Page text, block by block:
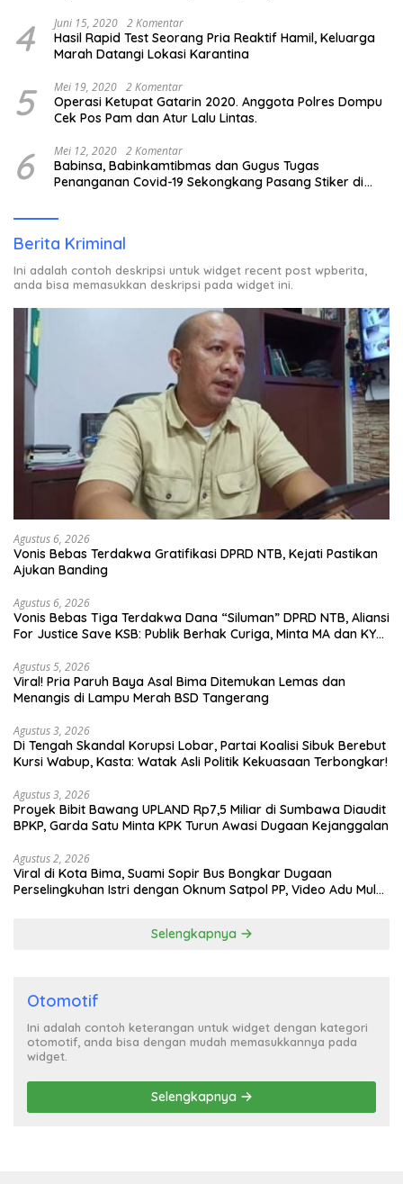
4 Juni 15, 2020 2 Komentar
Hasil Rapid Test Seorang Pria Reaktif Hamil, Keluarga
Marah Datangi Lokasi Karantina
5 Mei 19, 2020 2 Komentar
Operasi Ketupat Gatarin 2020. Anggota Polres Dompu
Cek Pos Pam dan Atur Lalu Lintas.
6 Mei 12, 2020 2 Komentar
Babinsa, Babinkamtibmas dan Gugus Tugas
Penanganan Covid-19 Sekongkang Pasang Stiker di
Berita Kriminal
Ini adalah contoh deskripsi untuk widget recent post wpberita,
anda bisa memasukkan deskripsi pada widget ini.
Agustus 6, 2026
Vonis Bebas Terdakwa Gratifikasi DPRD NTB, Kejati Pastikan
Ajukan Banding
Agustus 6, 2026
Vonis Bebas Tiga Terdakwa Dana “Siluman” DPRD NTB, Aliansi
For Justice Save KSB: Publik Berhak Curiga, Minta MA dan KY
Agustus 5, 2026
Viral! Pria Paruh Baya Asal Bima Ditemukan Lemas dan
Menangis di Lampu Merah BSD Tangerang
Agustus 3, 2026
Di Tengah Skandal Korupsi Lobar, Partai Koalisi Sibuk Berebut
Kursi Wabup, Kasta: Watak Asli Politik Kekuasaan Terbongkar!
Agustus 3, 2026
Proyek Bibit Bawang UPLAND Rp7,5 Miliar di Sumbawa Diaudit
BPKP, Garda Satu Minta KPK Turun Awasi Dugaan Kejanggalan
Agustus 2, 2026
Viral di Kota Bima, Suami Sopir Bus Bongkar Dugaan
Perselingkuhan Istri dengan Oknum Satpol PP, Video Adu Mulut
Selengkapnya
Otomotif
Ini adalah contoh keterangan untuk widget dengan kategori
otomotif, anda bisa dengan mudah memasukkannya pada
widget.
Selengkapnya